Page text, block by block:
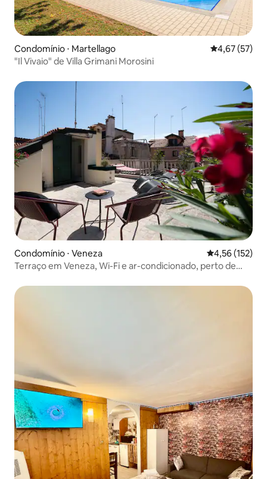
Condomínio ⋅ Martellago 4,67 de uma
4,67 (57)
"Il Vivaio" de Villa Grimani Morosini
Condomínio ⋅ Veneza 4,56 de uma
4,56 (152)
Terraço em Veneza, Wi-Fi e ar-condicionado, perto de